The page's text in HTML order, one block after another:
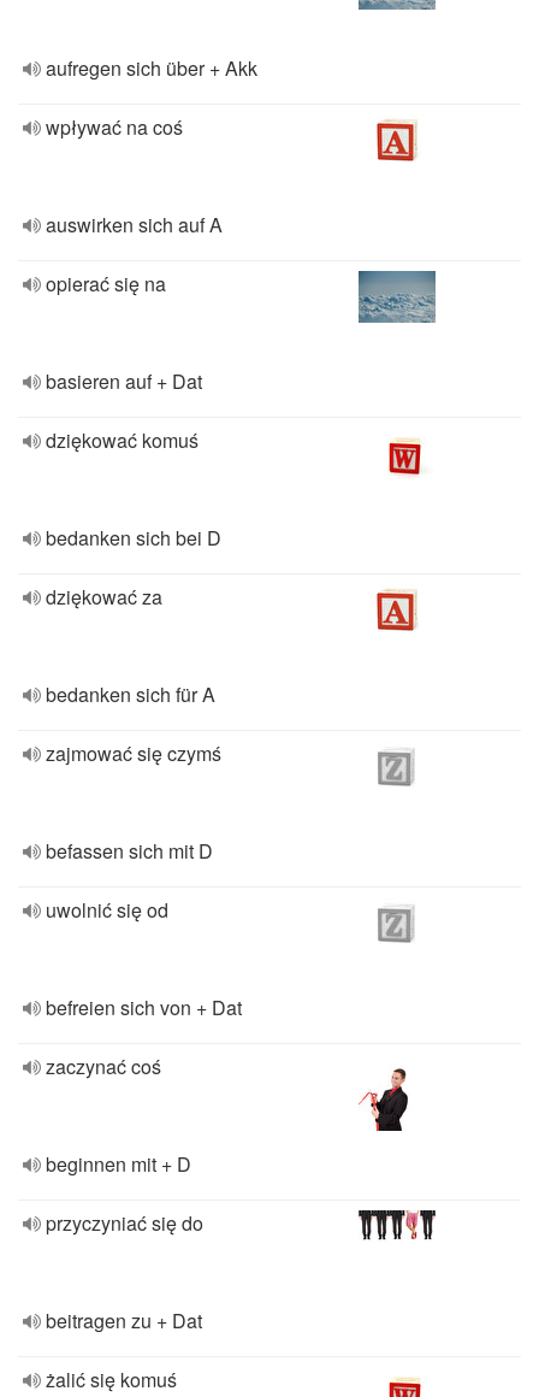
aufregen sich über + Akk
wpływać na coś
auswirken sich auf A
opierać się na
basieren auf + Dat
dziękować komuś
bedanken sich bei D
dziękować za
bedanken sich für A
zajmować się czymś
befassen sich mit D
uwolnić się od
befreien sich von + Dat
zaczynać coś
beginnen mit + D
przyczyniać się do
beitragen zu + Dat
żalić się komuś